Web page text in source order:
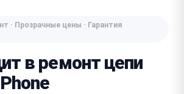
· Прозрачные цены · Гарантия
в ремонт цепи